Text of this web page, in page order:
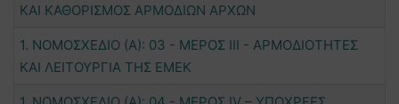
ΚΑΙ ΚΑΘΟΡΙΣΜΟΣ ΑΡΜΟΔΙΩΝ ΑΡΧΩΝ
1. ΝΟΜΟΣΧΕΔΙΟ (Α): 03 - ΜΕΡΟΣ ΙΙΙ - ΑΡΜΟΔΙΟΤΗΤΕΣ
ΚΑΙ ΛΕΙΤΟΥΡΓΙΑ ΤΗΣ ΕΜΕΚ